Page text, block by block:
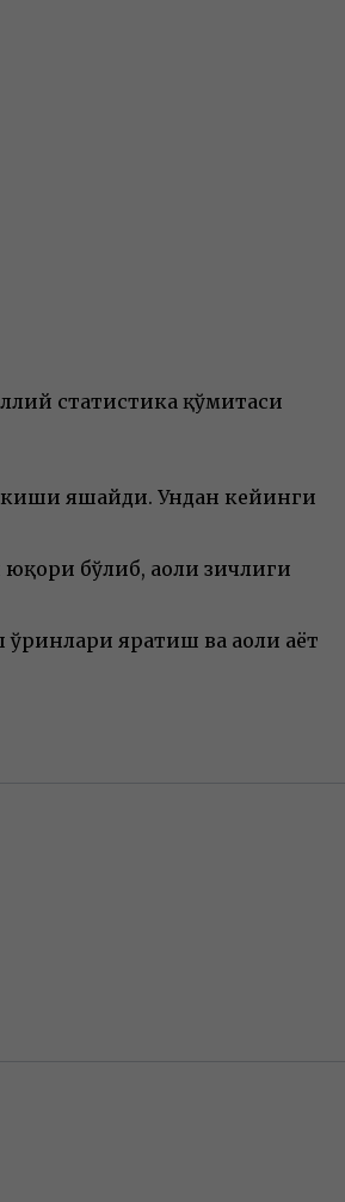
статистика қўмитаси
киши яшайди. Ундан кейинги
бўлиб, аҳоли зичлиги
яратиш ва аҳоли ҳаёт